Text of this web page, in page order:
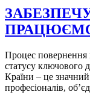
Процес повернення
статусу ключового
Країни – це
професіоналів,